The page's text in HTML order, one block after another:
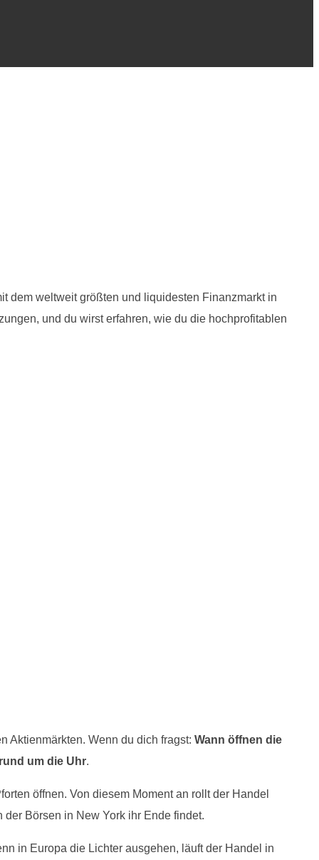
dem weltweit größten und liquidesten Finanzmarkt in
und du wirst erfahren, wie du die hochprofitablen
Aktienmärkten. Wenn du dich fragst: Wann öffnen die
um die Uhr.
öffnen. Von diesem Moment an rollt der Handel
der Börsen in New York ihr Ende findet.
in Europa die Lichter ausgehen, läuft der Handel in